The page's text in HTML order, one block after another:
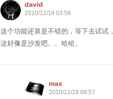
david
2010/12/18 03:58
这个功能还算是不错的，等下去试试，
这好像是沙发吧。。哈哈。
max
2010/12/18 08:57